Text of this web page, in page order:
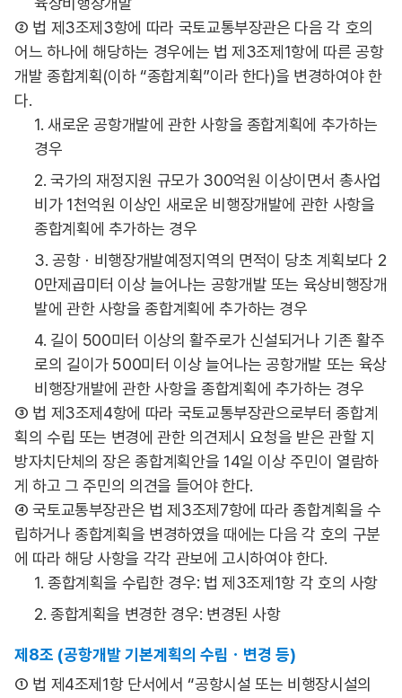
② 법 제3조제3항에 따라 국토교통부장관은 다음 각 호의
어느 하나에 해당하는 경우에는 법 제3조제1항에 따른 공항
개발 종합계획(이하 “종합계획”이라 한다)을 변경하여야 한
다.
1. 새로운 공항개발에 관한 사항을 종합계획에 추가하는
경우
2. 국가의 재정지원 규모가 300억원 이상이면서 총사업
비가 1천억원 이상인 새로운 비행장개발에 관한 사항을
종합계획에 추가하는 경우
3. 공항ㆍ비행장개발예정지역의 면적이 당초 계획보다 2
0만제곱미터 이상 늘어나는 공항개발 또는 육상비행장개
발에 관한 사항을 종합계획에 추가하는 경우
4. 길이 500미터 이상의 활주로가 신설되거나 기존 활주
로의 길이가 500미터 이상 늘어나는 공항개발 또는 육상
비행장개발에 관한 사항을 종합계획에 추가하는 경우
③ 법 제3조제4항에 따라 국토교통부장관으로부터 종합계
획의 수립 또는 변경에 관한 의견제시 요청을 받은 관할 지
방자치단체의 장은 종합계획안을 14일 이상 주민이 열람하
게 하고 그 주민의 의견을 들어야 한다.
④ 국토교통부장관은 법 제3조제7항에 따라 종합계획을 수
립하거나 종합계획을 변경하였을 때에는 다음 각 호의 구분
에 따라 해당 사항을 각각 관보에 고시하여야 한다.
1. 종합계획을 수립한 경우: 법 제3조제1항 각 호의 사항
2. 종합계획을 변경한 경우: 변경된 사항
제8조 (공항개발 기본계획의 수립ㆍ변경 등)
① 법 제4조제1항 단서에서 “공항시설 또는 비행장시설의